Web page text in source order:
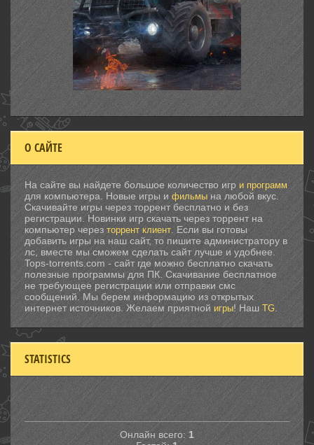
О САЙТЕ
На сайте вы найдете большое количество игр и программ
для компьютера. Новые игры и фильмы на любой вкус.
Скачивайте игры через торрент бесплатно и без
регистрации. Новинки игр скачать через торрент на
компьютер через торрент клиент . Если вы готовы
добавить игры на наш сайт, то пишите администратору в
лс, вместе мы сможем сделать сайт лучше и удобнее.
Tops-torrents.com - сайт где можно бесплатно скачать
полезные программы для ПК. Скачивание бесплатное
не требующее регистрации или отправки смс
сообщений. Мы берем информацию из открытых
интернет источников. Желаем приятной игры! Наш TG
STATISTICS
Онлайн всего: 1